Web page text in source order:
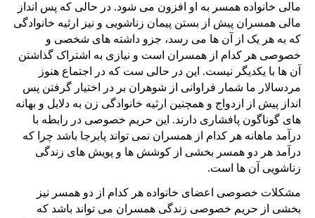
مالی خانواده همسر به او افزون می شود. در حالی که پس انداز
مالی همسران پیش از بستن پیمان زناشویی و نیز ارثیه خانوادگی
که به هر یک از آن ها می رسد، جزو داشته های شخصی و
خصوصی هر کدام از همسران است و نیازی به اشتراک گذاشتن
آن ها با یکدیگر نیست. این در حالی ست که در اجتماع هنوز
مردسالار ما شمار فراوانی از شوهران بر در اختیار گرفتن پس
انداز پیش از ازدواج و همچنین ارثیه خانوادگی زن به دلایل و بهانه
های گوناگون پافشاری دارند. این حریم خصوصی در رابطه با
درآمد ماهانه هر کدام از همسران نمی تواند پابرجا باشد چرا که
درآمد هر دو همسر بخشی از کوشش ها و پویش های زندگی
زناشویی آن ها است.
مشکلات خصوصی اعضای خانواده هر کدام از دو همسر نیز
بخشی از حریم خصوصی زندگی همسران می تواند باشد که